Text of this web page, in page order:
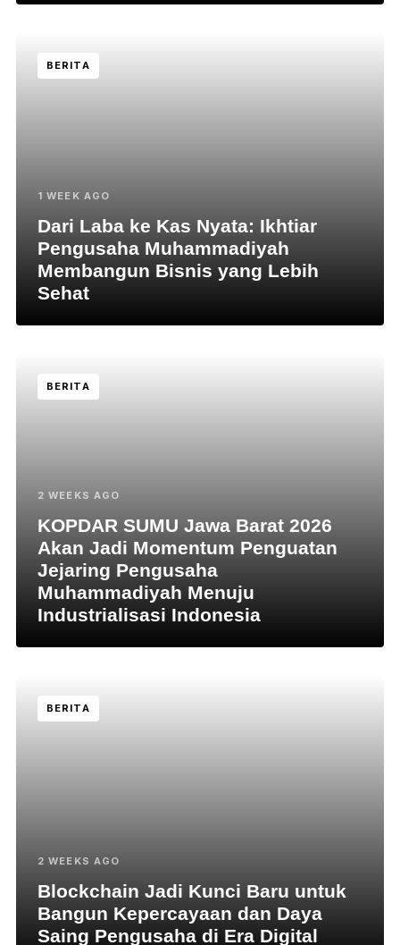
BERITA
1 WEEK AGO
Dari Laba ke Kas Nyata: Ikhtiar
Pengusaha Muhammadiyah
Membangun Bisnis yang Lebih
Sehat
BERITA
2 WEEKS AGO
KOPDAR SUMU Jawa Barat 2026
Akan Jadi Momentum Penguatan
Jejaring Pengusaha
Muhammadiyah Menuju
Industrialisasi Indonesia
BERITA
2 WEEKS AGO
Blockchain Jadi Kunci Baru untuk
Bangun Kepercayaan dan Daya
Saing Pengusaha di Era Digital